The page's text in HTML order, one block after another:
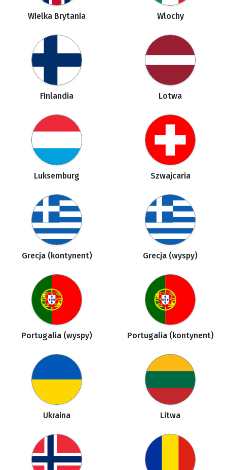
Wielka Brytania Wlochy
Finlandia Lotwa
Luksemburg Szwajcaria
Grecja (kontynent) Grecja (wyspy)
Portugalia (wyspy) Portugalia (kontynent)
Ukraina Litwa